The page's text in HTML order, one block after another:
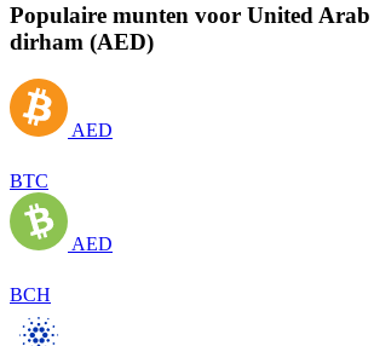
Populaire munten voor United
dirham (AED)
AED
BTC
AED
BCH